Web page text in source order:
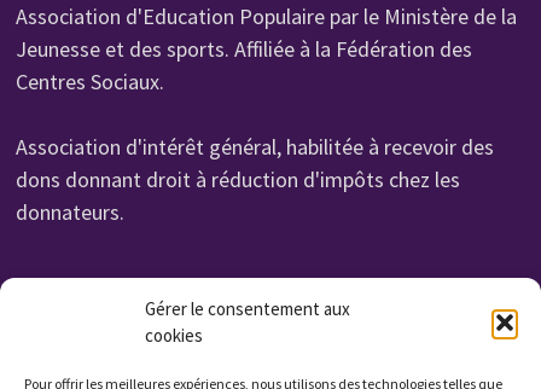
Gérer le consentement aux
cookies
Pour offrir les meilleures expériences, nous utilisons des technologies telles que
Association d'Education Populaire par le Ministère de la
Jeunesse et des sports. Affiliée à la Fédération des
Centres Sociaux.
Association d'intérêt général, habilitée à recevoir des
dons donnant droit à réduction d'impôts chez les
donnateurs.
Organisme de Formation N° 232 700 114 27
Cet enregistrement ne vaut pas agrément de l'état.
Non assujettie à la TVA. Affilié UROF